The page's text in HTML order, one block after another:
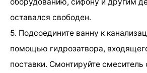
оставался свободен.
5. Подсоедините ванну к
помощью гидрозатвора,
поставки. Смонтируйте смеситель